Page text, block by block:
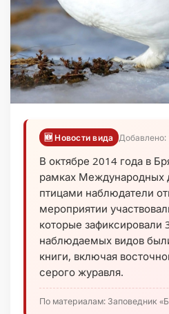
🆕 Новости вида Добавлено:
В октябре 2014 года в
рамках Международных
птицами наблюдатели
мероприятии
которые зафиксировали
наблюдаемых видов
книги, включая
серого журавля.
По материалам: Заповедник